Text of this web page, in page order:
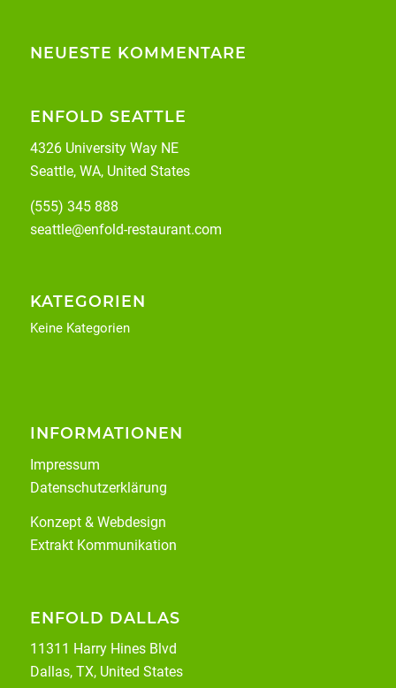
NEUESTE KOMMENTARE
ENFOLD SEATTLE
4326 University Way NE
Seattle, WA, United States
(555) 345 888
seattle@enfold-restaurant.com
KATEGORIEN
Keine Kategorien
INFORMATIONEN
Impressum
Datenschutzerklärung
Konzept & Webdesign
Extrakt Kommunikation
ENFOLD DALLAS
11311 Harry Hines Blvd
Dallas, TX, United States